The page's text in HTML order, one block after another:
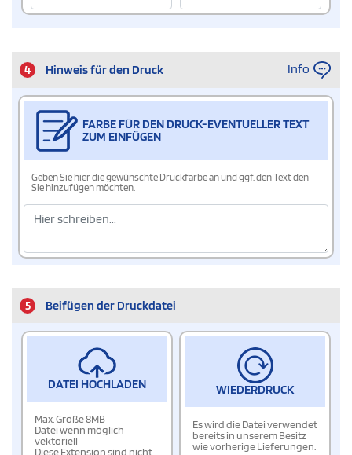
4 Hinweis für den Druck Info
FARBE FÜR DEN DRUCK-EVENTUELLER TEXT
ZUM EINFÜGEN
Geben Sie hier die gewünschte Druckfarbe an und ggf. den Text den
Sie hinzufügen möchten.
5 Beifügen der Druckdatei
DATEI HOCHLADEN
Max. Größe 8MB
Datei wenn möglich
vektoriell
Diese Extension sind nicht
WIEDERDRUCK
Es wird die Datei verwendet
bereits in unserem Besitz
wie vorherige Lieferungen.